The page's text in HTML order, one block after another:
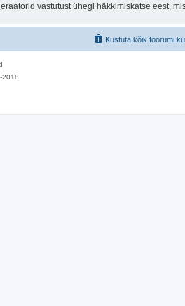
vastutust ühegi häkkimiskatse eest,
Kustuta kõik foorumi
2018